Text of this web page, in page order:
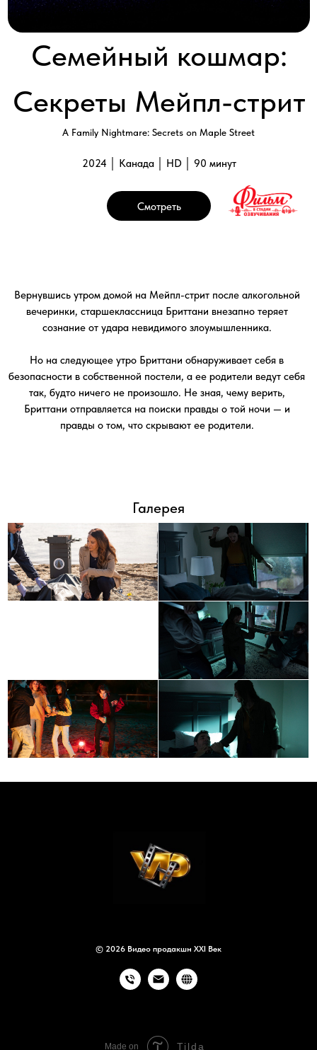
Галерея
Вернувшись утром домой на Мейпл-стрит после алкогольной
Но на следующее утро Бриттани обнаруживает себя в
так, будто ничего не произошло. Не зная, чему верить,
Бриттани отправляется на поиски правды о той ночи — и
© 2026 Видео продакшн XXI Век
Made on Tilda